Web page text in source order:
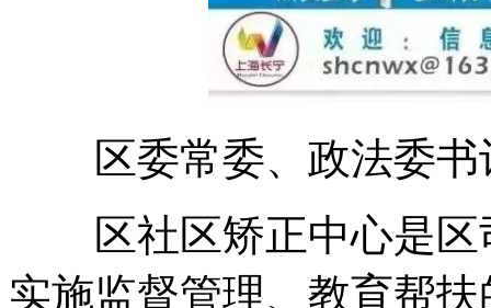
区委常委、政法委书
区社区矫正中心是区
实施监督管理、教育帮